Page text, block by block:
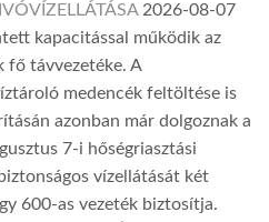
2026-08-07
kapacitással működik az
fő távvezetéke. A
medencék feltöltése is
azonban már dolgoznak a
7-i hőségriasztási
vízellátását két
600-as vezeték biztosítja.